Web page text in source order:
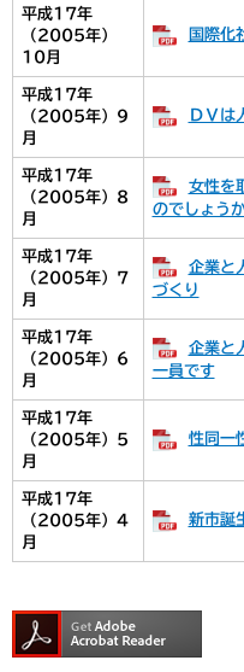
平成17年
（2005年）
10月
国際化
平成17年
（2005年）9
月
ＤＶは
平成17年
（2005年）8
月
女性を
のでしょう
平成17年
（2005年）7
月
企業と
づくり
平成17年
（2005年）6
月
企業と
一員です
平成17年
（2005年）5
月
性同一
平成17年
（2005年）4
月
新市誕